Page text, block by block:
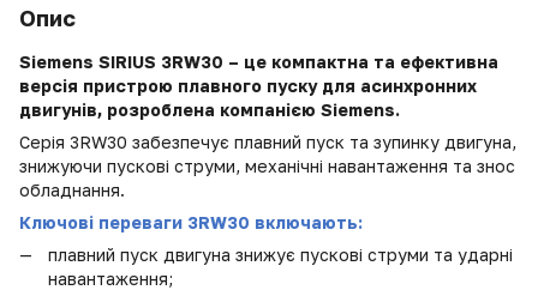
Опис
Siemens SIRIUS 3RW30 – це компактна та ефективна
версія пристрою плавного пуску для асинхронних
двигунів, розроблена компанією Siemens.
Серія 3RW30 забезпечує плавний пуск та зупинку двигуна,
знижуючи пускові струми, механічні навантаження та знос
обладнання.
Ключові переваги 3RW30 включають:
плавний пуск двигуна знижує пускові струми та ударні
навантаження;